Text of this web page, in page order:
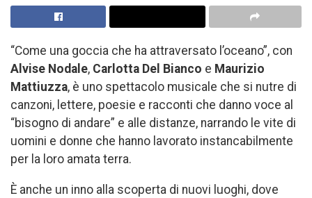
“Come una goccia che ha attraversato l’oceano”, con
Alvise Nodale, Carlotta Del Bianco e Maurizio
Mattiuzza, è uno spettacolo musicale che si nutre di
canzoni, lettere, poesie e racconti che danno voce al
“bisogno di andare” e alle distanze, narrando le vite di
uomini e donne che hanno lavorato instancabilmente
per la loro amata terra.
È anche un inno alla scoperta di nuovi luoghi, dove